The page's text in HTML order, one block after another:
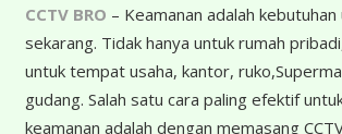
CCTV BRO – Keamanan adalah
sekarang. Tidak hanya untuk rumah
untuk tempat usaha, kantor,
gudang. Salah satu cara paling efektif
keamanan adalah dengan memasang